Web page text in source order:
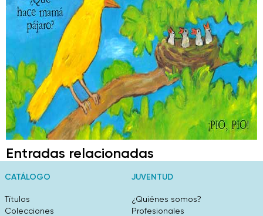
Entradas relacionadas
CATÁLOGO
Títulos
Colecciones
JUVENTUD
¿Quiénes somos?
Profesionales